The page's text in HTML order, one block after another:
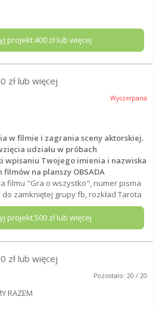
projekt400zł lub więcej
zł lub więcej
Wyczerpana
w filmie i zagrania sceny aktorskiej.
udziału w próbach
wpisaniu Twojego imienia i nazwiska
na planszy OBSADA
filmu "Gra o wszystko", numer pisma
do zamkniętej grupy fb, rozkład Tarota
projekt500zł lub więcej
zł lub więcej
Pozostało: 20 / 20
RAZEM